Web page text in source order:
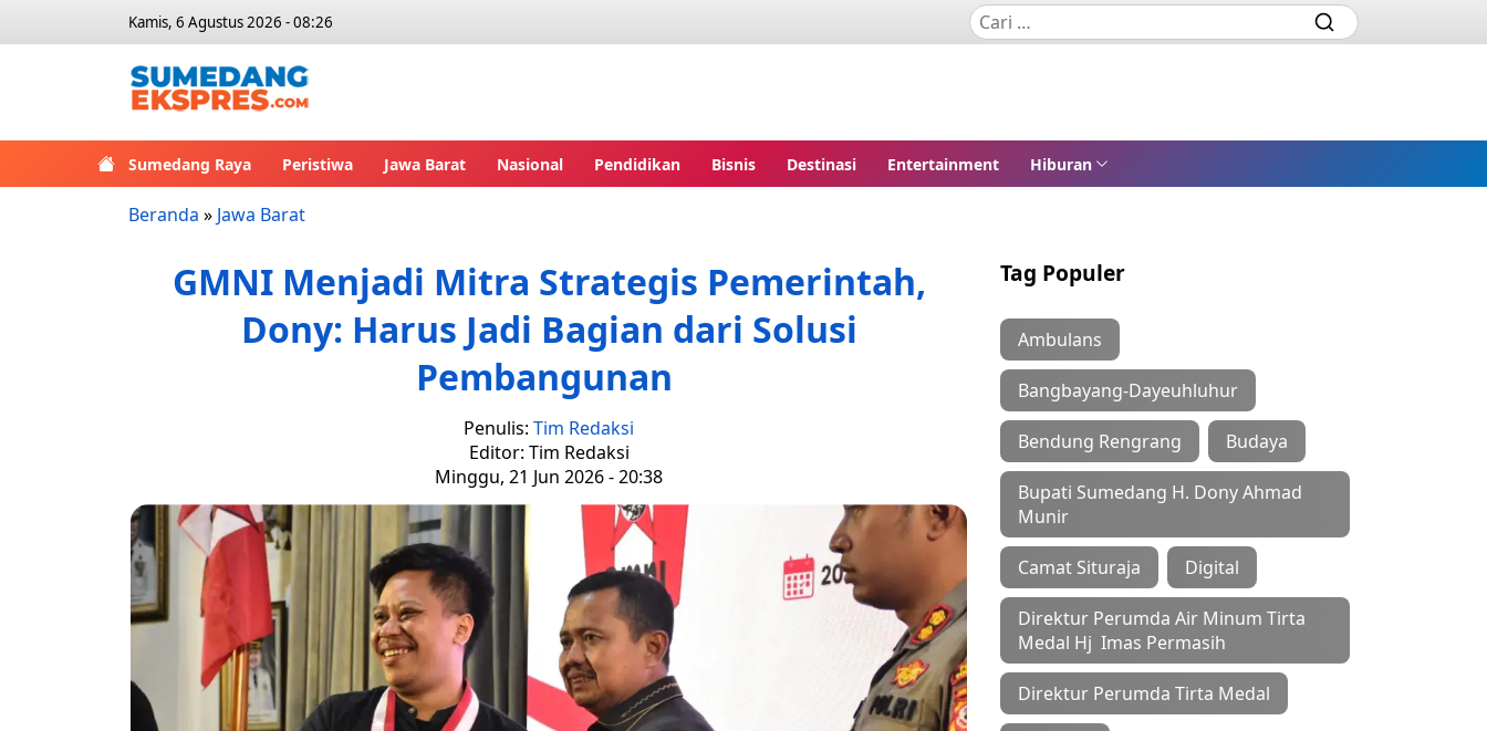
Kamis, 6 Agustus 2026 - 08:26
Sumedang Raya Peristiwa Jawa Barat Nasional Pendidikan Bisnis Destinasi Entertainment Hiburan
Beranda » Jawa Barat
GMNI Menjadi Mitra Strategis Pemerintah,
Dony: Harus Jadi Bagian dari Solusi
Pembangunan
Penulis: Tim Redaksi
Editor: Tim Redaksi
Minggu, 21 Jun 2026 - 20:38
Tag Populer
Ambulans
Bangbayang-Dayeuhluhur
Bendung Rengrang Budaya
Bupati Sumedang H. Dony Ahmad
Munir
Camat Situraja Digital
Direktur Perumda Air Minum Tirta
Medal Hj Imas Permasih
Direktur Perumda Tirta Medal